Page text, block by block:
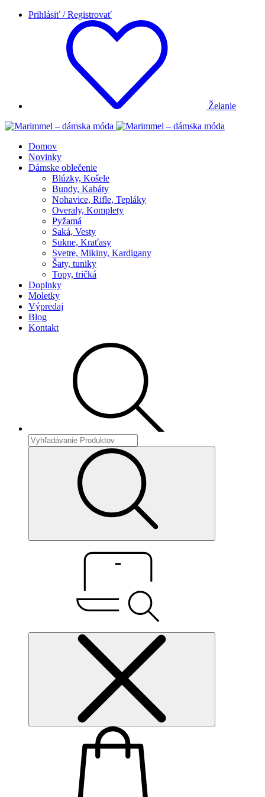
Prihlásiť / Registrovať
Želanie
Domov
Novinky
Dámske oblečenie
Blúzky, Košele
Bundy, Kabáty
Nohavice, Rifle, Tepláky
Overaly, Komplety
Pyžamá
Saká, Vesty
Sukne, Kraťasy
Svetre, Mikiny, Kardigany
Šaty, tuniky
Topy, tričká
Doplnky
Moletky
Výpredaj
Blog
Kontakt